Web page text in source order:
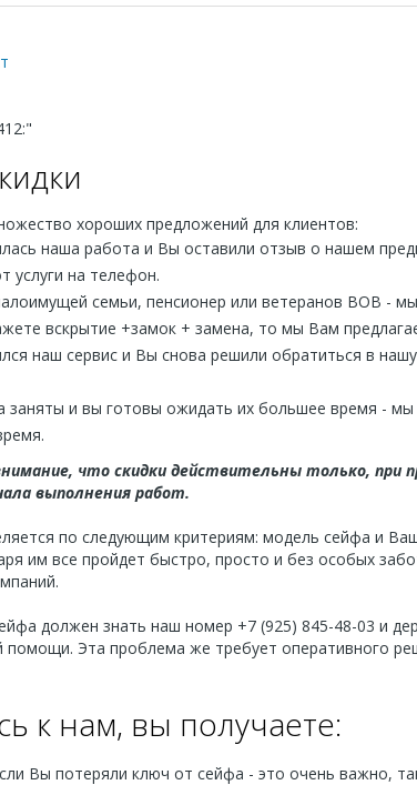
хороших предложений для клиентов:
наша работа и Вы оставили отзыв о нашем
услуги на телефон.
семьи, пенсионер или ветеранов ВОВ -
вскрытие +замок + замена, то мы Вам
наш сервис и Вы снова решили обратиться в
заняты и вы готовы ожидать их большее время -
что скидки действительны только, при
выполнения работ.
по следующим критериям: модель сейфа и
им все пройдет быстро, просто и без особых
должен знать наш номер +7 (925) 845-48-03 и
помощи. Эта проблема же требует оперативного
к нам, вы получаете:
Вы потеряли ключ от сейфа - это очень важно,